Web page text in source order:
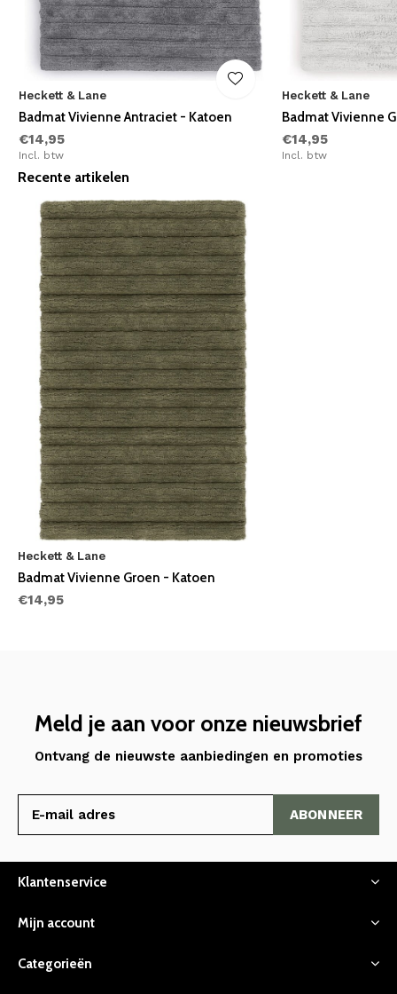
Heckett & Lane
Badmat Vivienne Antraciet - Katoen
€14,95
Incl. btw
Heckett & Lane
Badmat Vivienne
€14,95
Incl. btw
Recente artikelen
Heckett & Lane
Badmat Vivienne Groen - Katoen
€14,95
Meld je aan voor onze nieuwsbrief
Ontvang de nieuwste aanbiedingen en promoties
ABONNEER
Klantenservice
Mijn account
Categorieën